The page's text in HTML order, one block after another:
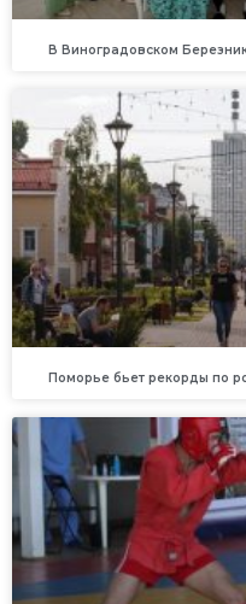
В Виноградовском
Поморье бьет рекорды по